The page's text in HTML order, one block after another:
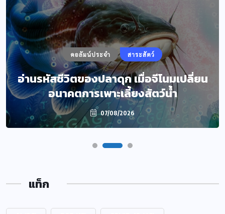
คอลัมน์ประจำ สาระสัตว์
อ่านรหัสชีวิตของปลาดุก เมื่อจีโนมเปลี่ยน
อนาคตการเพาะเลี้ยงสัตว์น้ำ
07/08/2026
แท็ก